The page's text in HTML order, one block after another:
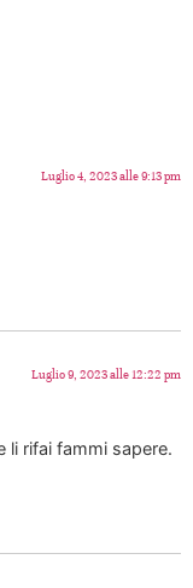
Luglio 4, 2023 alle 9:13 pm
Luglio 9, 2023 alle 12:22 pm
li rifai fammi sapere.